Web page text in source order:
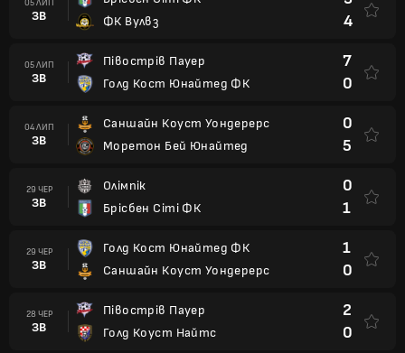
05 ЛИП
ЗВ
ФК Вулвз
4
05 ЛИП
ЗВ
Півострів Пауер
Голд Кост Юнайтед ФК
7
0
04 ЛИП
ЗВ
Саншайн Коуст Уондерерс
Моретон Бей Юнайтед
0
5
29 ЧЕР
ЗВ
Олімпік
Брісбен Сіті ФК
0
1
29 ЧЕР
ЗВ
Голд Кост Юнайтед ФК
Саншайн Коуст Уондерерс
1
0
28 ЧЕР
ЗВ
Півострів Пауер
Голд Коуст Найтс
2
0